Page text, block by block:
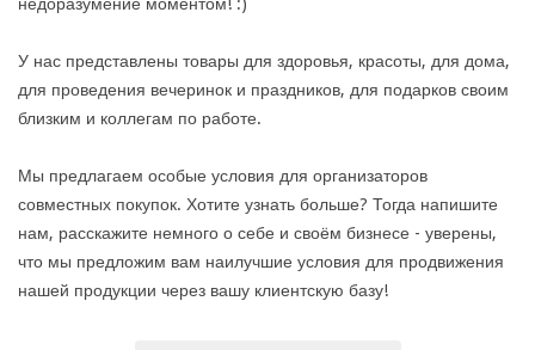
недоразумение моментом! :)
У нас представлены товары для здоровья, красоты, для дома,
для проведения вечеринок и праздников, для подарков своим
близким и коллегам по работе.
Мы предлагаем особые условия для организаторов
совместных покупок. Хотите узнать больше? Тогда напишите
нам, расскажите немного о себе и своём бизнесе - уверены,
что мы предложим вам наилучшие условия для продвижения
нашей продукции через вашу клиентскую базу!